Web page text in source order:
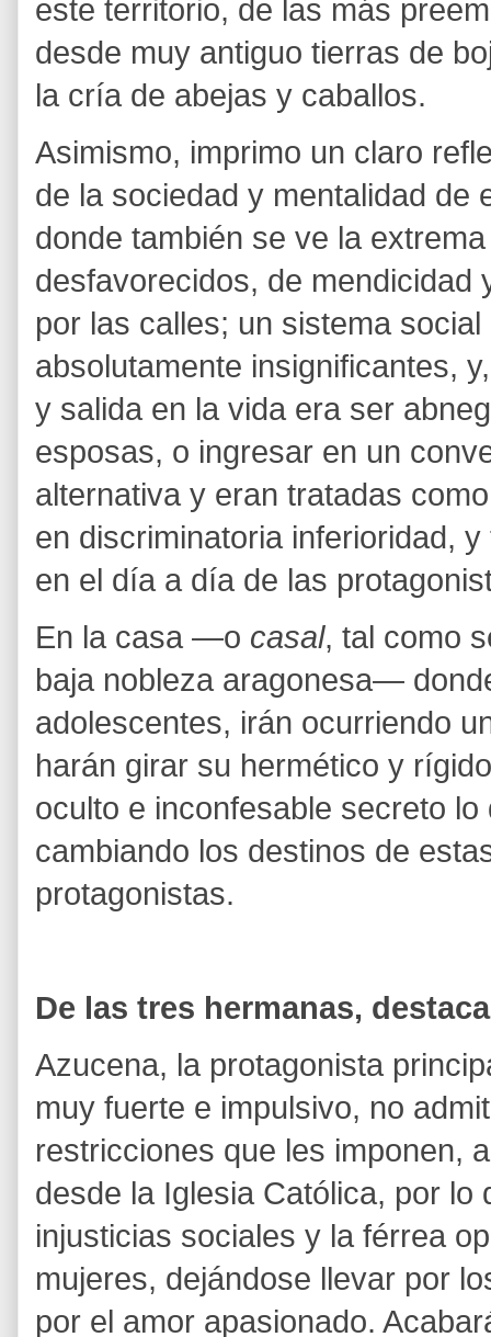
este territorio, de las más
desde muy antiguo tierras de
la cría de abejas y caballos.
Asimismo, imprimo un claro
de la sociedad y mentalidad de
donde también se ve la
desfavorecidos, de mendicidad
por las calles; un sistema
absolutamente insignificantes,
y salida en la vida era ser
esposas, o ingresar en un
alternativa y eran tratadas
en discriminatoria inferioridad,
en el día a día de las
En la casa —o casal, tal como
baja nobleza aragonesa—
adolescentes, irán ocurriendo
harán girar su hermético y
oculto e inconfesable secreto
cambiando los destinos de
protagonistas.
De las tres hermanas,
Azucena, la protagonista
muy fuerte e impulsivo, no
restricciones que les imponen,
desde la Iglesia Católica, por lo
injusticias sociales y la férrea
mujeres, dejándose llevar por
por el amor apasionado.